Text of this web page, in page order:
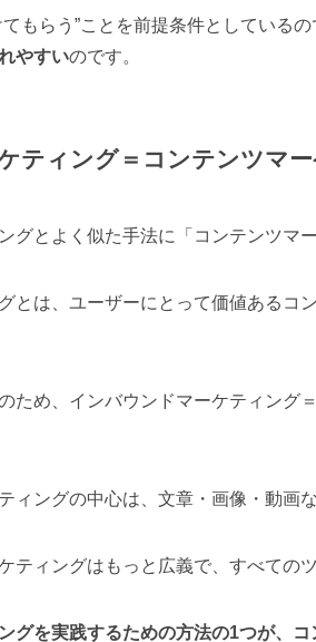
もらう”ことを前提条件としているの
やすいのです。
ティング＝コンテンツマ
グとよく似た手法に「コンテンツマ
とは、ユーザーにとって価値あるコ
ため、インバウンドマーケティング
ィングの中心は、文章・画像・動画な
ティングはもっと広義で、すべての
グを実践するための方法の1つが、